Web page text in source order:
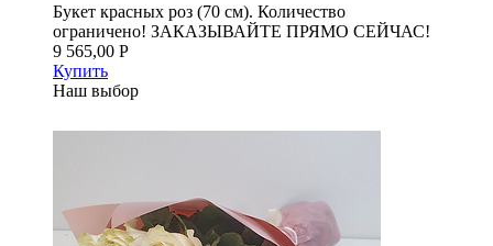
Букет красных роз (70 см). Количество
ограничено! ЗАКАЗЫВАЙТЕ ПРЯМО СЕЙЧАС!
9 565,00 Р
Купить
Наш выбор